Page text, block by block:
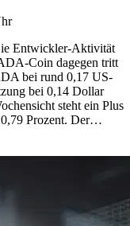
Entwickler-Aktivität
Coin dagegen tritt
bei rund 0,17 US-
bei 0,14 Dollar
steht ein Plus
0,79 Prozent. Der…